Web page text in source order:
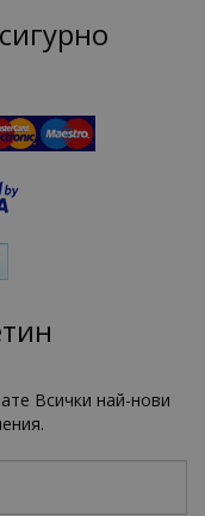
Всички най-нови